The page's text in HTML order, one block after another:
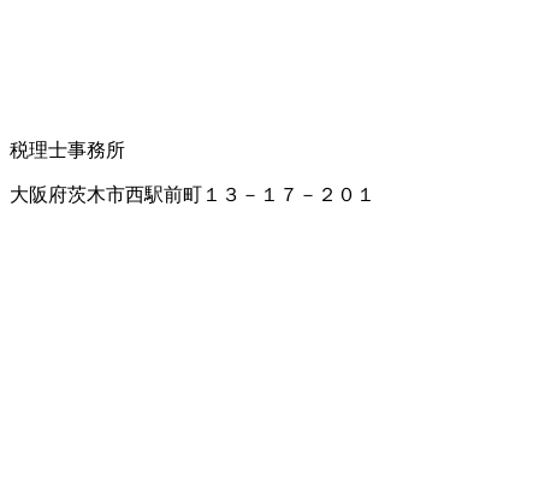
税理士事務所
大阪府茨木市西駅前町１３－１７－２０１